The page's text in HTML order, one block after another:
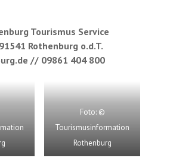
Tourismus Service
Rothenburg o.d.T.
// 09861 404 800
Foto: ©
Tourismusinformation
Rothenburg